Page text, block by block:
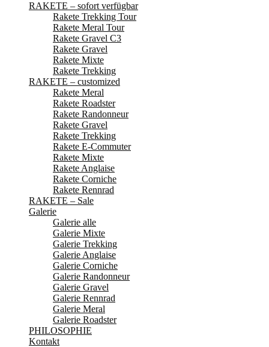
RAKETE – sofort verfügbar
Rakete Trekking Tour
Rakete Meral Tour
Rakete Gravel C3
Rakete Gravel
Rakete Mixte
Rakete Trekking
RAKETE – customized
Rakete Meral
Rakete Roadster
Rakete Randonneur
Rakete Gravel
Rakete Trekking
Rakete E-Commuter
Rakete Mixte
Rakete Anglaise
Rakete Corniche
Rakete Rennrad
RAKETE – Sale
Galerie
Galerie alle
Galerie Mixte
Galerie Trekking
Galerie Anglaise
Galerie Corniche
Galerie Randonneur
Galerie Gravel
Galerie Rennrad
Galerie Meral
Galerie Roadster
PHILOSOPHIE
Kontakt